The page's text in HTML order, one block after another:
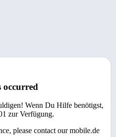
occurred
Wenn Du Hilfe benötigst,
zur Verfügung.
please contact our mobile.de